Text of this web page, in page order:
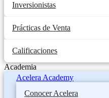
Inversionistas
Prácticas de Venta
Calificaciones
Academia
Acelera Academy
Conocer Acelera